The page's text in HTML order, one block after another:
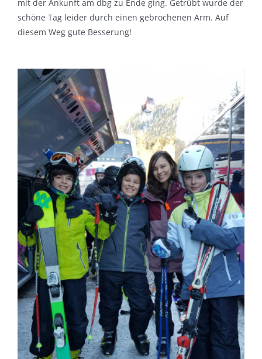
mit der Ankunft am dbg zu Ende ging. Getrübt wurde der
schöne Tag leider durch einen gebrochenen Arm. Auf
diesem Weg gute Besserung!